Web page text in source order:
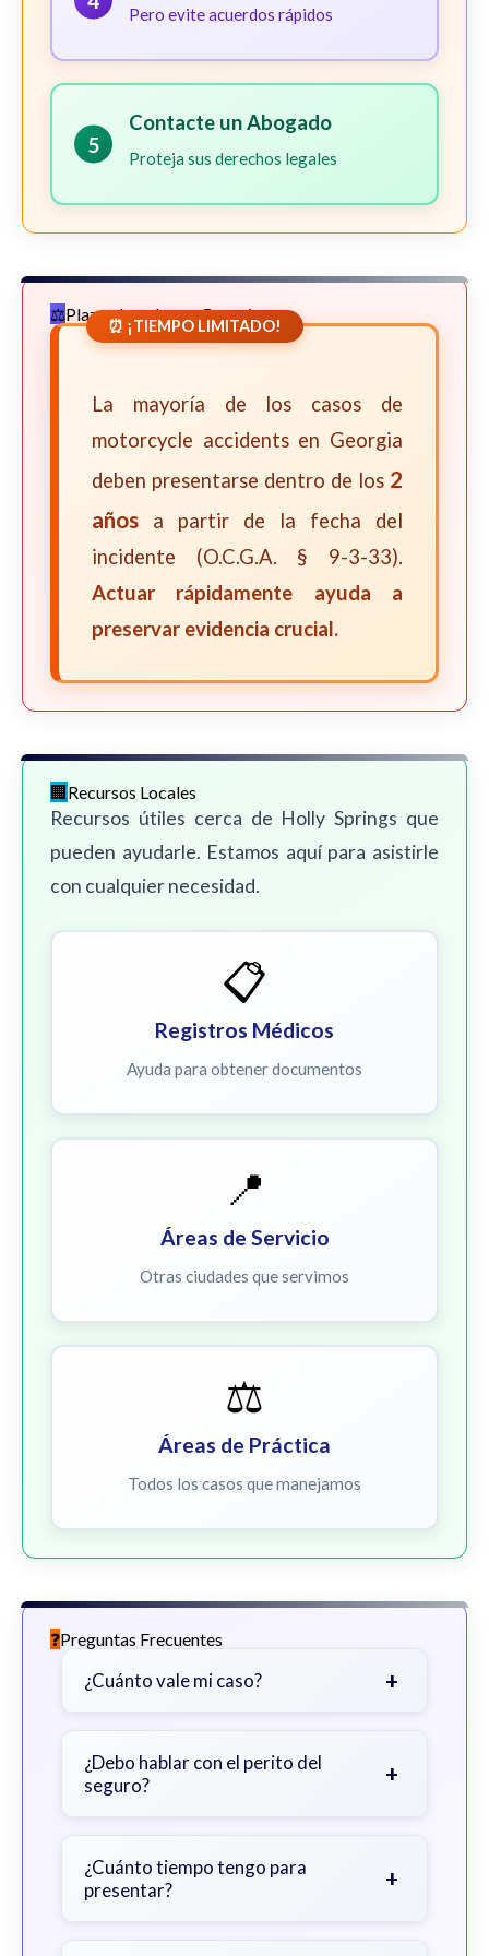
Pero evite acuerdos rápidos
5
Contacte un Abogado
Proteja sus derechos legales
Plazos Legales en Georgia
⏰ ¡TIEMPO LIMITADO!
La mayoría de los casos de
motorcycle accidents en Georgia
deben presentarse dentro de los 2
años a partir de la fecha del
incidente (O.C.G.A. § 9-3-33).
Actuar rápidamente ayuda a
preservar evidencia crucial.
Recursos Locales
Recursos útiles cerca de Holly Springs que
pueden ayudarle. Estamos aquí para asistirle
con cualquier necesidad.
📋
Registros Médicos
Ayuda para obtener documentos
📍
Áreas de Servicio
Otras ciudades que servimos
⚖️
Áreas de Práctica
Todos los casos que manejamos
Preguntas Frecuentes
¿Cuánto vale mi caso? +
gravedad de sus lesiones, facturas
médicas, tiempo fuera del trabajo y
¿Debo hablar con el perito del
seguro?
+
primero con un abogado para evitar
declaraciones que perjudiquen su
¿Cuánto tiempo tengo para
presentar?
+